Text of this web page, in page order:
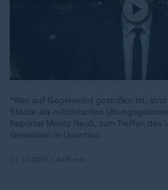
"Was auf Gegenwind gestoßen ist,
Städte als militärisches
Reporter Moritz Neuß, zum Treffen des
Generälen in Quantico.